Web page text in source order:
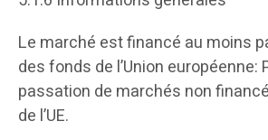
Le marché est financé au moins
des fonds de l’Union européenne:
passation de marchés non
de l’UE.